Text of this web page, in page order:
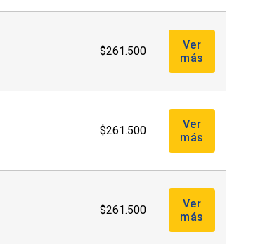
$261.500
Ver
más
$261.500
Ver
más
$261.500
Ver
más